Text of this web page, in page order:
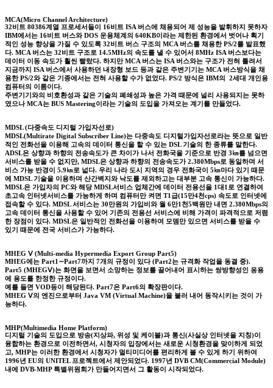
MCA(Micro Channel Architecture)
32비트 80386계열 프로세서들이 16비트 ISA 버스에 채용되어 제 성능을 발휘하지 못하자
IBM에서는 16비트 버스와 DOS 운용체계의 640KB이라는 제한된 환경에서 벗어나 획기
적인 성능 향상을 가질 수 있도록 32비트 버스 구조의 MCA 버스를 채용한 PS/2를 발표했
다. MCA 버스는 32비트 구조로 14.5MHz의 속도를 낼 수 있어서 8MHz ISA 버스보다는
데이터 이동 속도가 훨씬 빨랐다. 하지만 MCA 버스는 ISA 버스와는 구조가 전혀 틀려서
지금까지 ISA 버스에서 사용하던 내장형 보드 등과 같은 주변기기는 MCA 버스방식을 채
용한 PS/2와 같은 기종에서는 전혀 사용할 수가 없었다. PS/2 방식은 IBM의 2세대 개인용
컴퓨터의 이름이다.
주변기기와의 비호환성과 같은 기술의 폐쇄성과 높은 가격 때문에 널리 사용되지는 못하
였으나 MCA는 BUS Mastering이라는 기술의 도입을 가져오는 계기를 만들었다.
MDSL (다중속도 디지털 가입자선로)
MDSL(Multirate Digital Subscriber Line)는 다중속도 디지털가입자선로라는 뜻으로 일반
적인 전화선을 이용해 고속의 데이터 통신을 할 수 있는 DSL 기술의 한 종류를 말한다.
ADSL은 상향과 하향의 전송속도가 큰 차이가 나서 전화국을 기준으로 반경 3㎞를 넘으면
서비스를 받을 수 없지만, MDSL은 상향과 하향의 전송속도가 2.380Mbps로 동일하며 서
비스 가능 반경이 5.9㎞로 넓다. 우리 나라 도시 지역의 경우 전화국이 5㎞마다 있기 때문
에 MDSL 기술을 이용하며 산간벽지와 낙도를 제외하고는 대부분 고속 통신이 가능하다.
MDSL은 가입자의 PC와 해당 MDSL서비스 업체간에 데이터 전용선을 1대1로 연결하여
초고속 인터넷서비스를 가능하게 하며 컴퓨터만 켜면 T1급(15만4천cps) 속도로 인터넷에
접속할 수 있다. MDSL 서비스는 30만원의 가입비와 월 6만1천5백원만 내면 2.380Mbps의
고속 데이터 통신을 사용할 수 있어 기존의 전용선 서비스에 비해 가격이 파격적으로 저렴
한 장점이 있다. MDSL은 일반적인 전화선을 이용하여 모뎀만 있으면 서비스를 받을 수
있기 때문에 전국 서비스가 가능하다.
MHEG Ⅴ (Multi-media Hypermedia Export Group Part5)
MHEG에는 Part1∼Part7까지 7개의 규정이 있다 (Part2는 규격화 작업을 동결 중).
Part5 (MHEGⅤ)는 화면을 보면서 소망하는 정보를 끌어내어 표시하는 쌍방향성인 응용
에 용도를 한정한 규정이다.
예를 들면 VOD등이 해당된다. Part7은 Part6의 확장판이다.
MHEG Ⅴ의 엔진으로부터 Java VM (Virtual Machine)을 불러 내어 동작시키는 것이 가
능하다.
MHP(Multimedia Home Platform)
디지털 기술의 도입으로 방송(지상파, 위성 및 케이블)과 통신(사실상 인터넷을 지칭)이
융합하는 환경으로 이전하면서, 시청자의 입장에서는 새로운 시청환경을 맞이하게 되었
고, MHP는 이러한 환경에서 시청자가 멀티미디어를 편리하게 볼 수 있게 하기 위하여
1996년 EU의 UNITEL 프로젝트에서 제안되었다. 1997년 DVB CM(Commercial Module)
내에 DVB-MHP 특별위원회가 만들어지면서 그 활동이 시작되었다.